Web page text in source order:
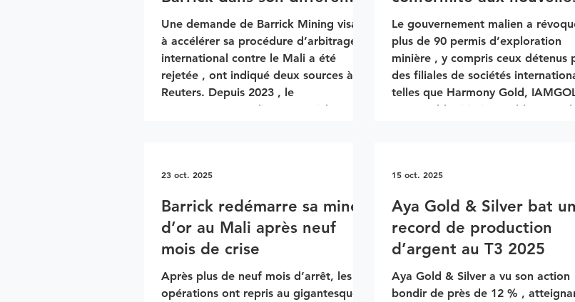
minier avec le Mali
Une demande de Barrick Mining visant
à accélérer sa procédure d’arbitrage
international contre le Mali a été
rejetée , ont indiqué deux sources à
Reuters. Depuis 2023 , le
gouvernement malien et Barrick sont
augmente la fiscalité et accroît la part
avait saisi en décembre 2024 le Centre
international pour le règlement des
différends rela
règles
Le gouvernement malien a
plus de 90 permis d’exploration
minière , y compris ceux détenus
des filiales de sociétés
telles que Harmony Gold,
Cora Gold, Birimian Gold et Resolute
ministère des Mines, les titulaires
exigences légales instaurées dans le
cadre de la réforme du secteur.
vérificatio
Barrick redémarre sa mine
d’or au Mali après neuf
mois de crise
Après plus de neuf mois d’arrêt, les
opérations ont repris au gigantesque
23 oct. 2025
Aya Gold & Silver bat un
record de production
d’argent au T3 2025
Aya Gold & Silver a vu son action
bondir de près de 12 % ,
15 oct. 2025